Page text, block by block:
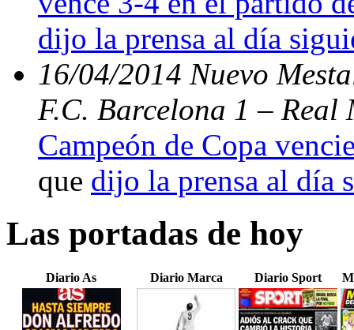
dijo la prensa al día
16/04/2014 Nuevo
F.C. Barcelona 1 –
Campeón de Copa
que dijo la prensa al día
Las portadas de hoy
Diario As Diario Marca Diario Sport